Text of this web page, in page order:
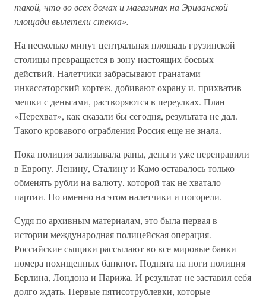
такой, что во всех домах и магазинах на Эриванской
площади вылетели стекла».
На несколько минут центральная площадь грузинской
столицы превращается в зону настоящих боевых
действий. Налетчики забрасывают гранатами
инкассаторский кортеж, добивают охрану и, прихватив
мешки с деньгами, растворяются в переулках. План
«Перехват», как сказали бы сегодня, результата не дал.
Такого кровавого ограбления Россия еще не знала.
Пока полиция зализывала раны, деньги уже переправили
в Европу. Ленину, Сталину и Камо оставалось только
обменять рубли на валюту, которой так не хватало
партии. Но именно на этом налетчики и погорели.
Судя по архивным материалам, это была первая в
истории международная полицейская операция.
Российские сыщики рассылают во все мировые банки
номера похищенных банкнот. Поднята на ноги полиция
Берлина, Лондона и Парижа. И результат не заставил себя
долго ждать. Первые пятисотрублевки, которые